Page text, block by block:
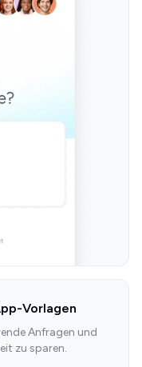
Vorlagen
Anfragen und
zu sparen.